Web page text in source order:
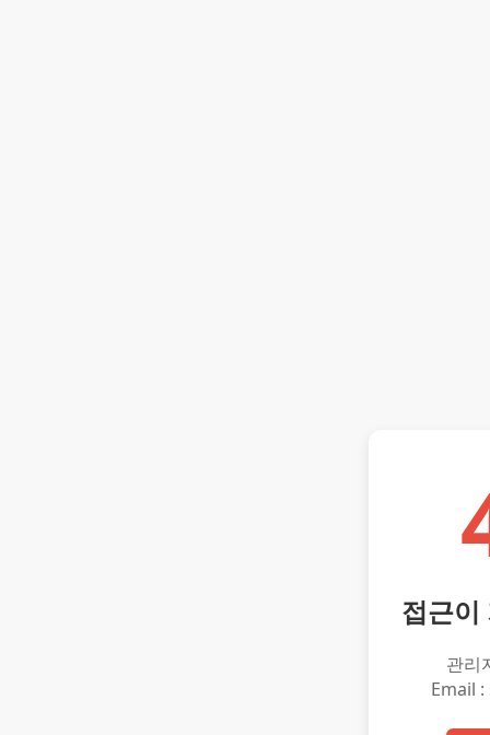
접근이
관리
Email